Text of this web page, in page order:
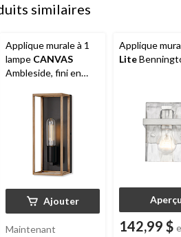
similaires
Applique murale à 1
lampe CANVAS
Ambleside, fini en
Ajouter
Maintenant
Applique
Lite
142,99 $